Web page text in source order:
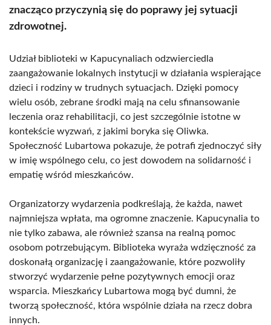
znacząco przyczynią się do poprawy jej sytuacji
zdrowotnej.
Udział biblioteki w Kapucynaliach odzwierciedla
zaangażowanie lokalnych instytucji w działania wspierające
dzieci i rodziny w trudnych sytuacjach. Dzięki pomocy
wielu osób, zebrane środki mają na celu sfinansowanie
leczenia oraz rehabilitacji, co jest szczególnie istotne w
kontekście wyzwań, z jakimi boryka się Oliwka.
Społeczność Lubartowa pokazuje, że potrafi zjednoczyć siły
w imię wspólnego celu, co jest dowodem na solidarność i
empatię wśród mieszkańców.
Organizatorzy wydarzenia podkreślają, że każda, nawet
najmniejsza wpłata, ma ogromne znaczenie. Kapucynalia to
nie tylko zabawa, ale również szansa na realną pomoc
osobom potrzebującym. Biblioteka wyraża wdzięczność za
doskonałą organizację i zaangażowanie, które pozwoliły
stworzyć wydarzenie pełne pozytywnych emocji oraz
wsparcia. Mieszkańcy Lubartowa mogą być dumni, że
tworzą społeczność, która wspólnie działa na rzecz dobra
innych.